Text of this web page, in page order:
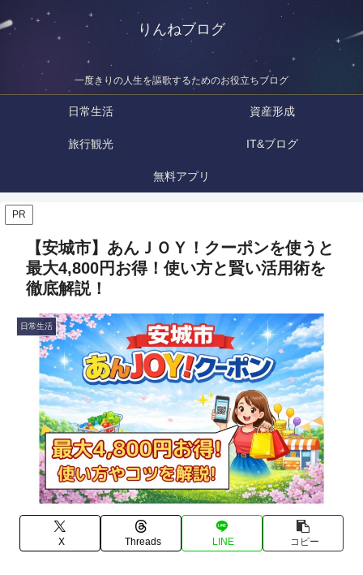
りんねブログ
一度きりの人生を謳歌するためのお役立ちブログ
日常生活 資産形成
旅行観光 IT&ブログ
無料アプリ
PR
【安城市】あんＪＯＹ！クーポンを使うと
最大4,800円お得！使い方と賢い活用術を
徹底解説！
日常生活
X Threads LINE コピー